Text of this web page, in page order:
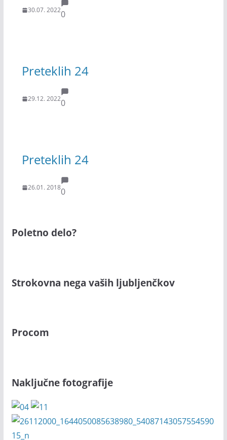
30.07. 20220
Preteklih 24
29.12. 20220
Preteklih 24
26.01. 20180
Poletno delo?
Strokovna nega vaših ljubljenčkov
Procom
Naključne fotografije